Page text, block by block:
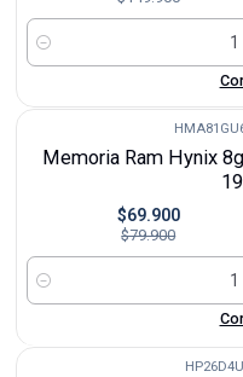
Cantidad
Memoria Ram Hynix
$69.900
$79.900
Cantidad